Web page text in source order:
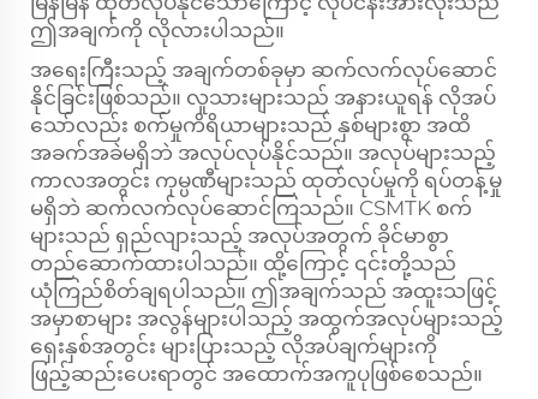
ဤအချက်ကို လိုလားပါသည်။
အရေးကြီးသည့် အချက်တစ်ခုမှာ ဆက်လက်လုပ်ဆောင်
နိုင်ခြင်းဖြစ်သည်။ လူသားများသည် အနားယူရန် လိုအပ်
သော်လည်း စက်မှုကိရိယာများသည် နှစ်များစွာ အထိ
အခက်အခဲမရှိဘဲ အလုပ်လုပ်နိုင်သည်။ အလုပ်များသည့်
ကာလအတွင်း ကုမ္ပဏီများသည် ထုတ်လုပ်မှုကို ရပ်တန့်မှု
မရှိဘဲ ဆက်လက်လုပ်ဆောင်ကြသည်။ CSMTK စက်
များသည် ရှည်လျားသည့် အလုပ်အတွက် ခိုင်မာစွာ
တည်ဆောက်ထားပါသည်။ ထို့ကြောင့် ၎င်းတို့သည်
ယုံကြည်စိတ်ချရပါသည်။ ဤအချက်သည် အထူးသဖြင့်
အမှာစာများ အလွန်များပါသည့် အထွက်အလုပ်များသည့်
ရှေးနှစ်အတွင်း များပြားသည့် လိုအပ်ချက်များကို
ဖြည့်ဆည်းပေးရာတွင် အထောက်အကူပုဖြစ်စေသည်။